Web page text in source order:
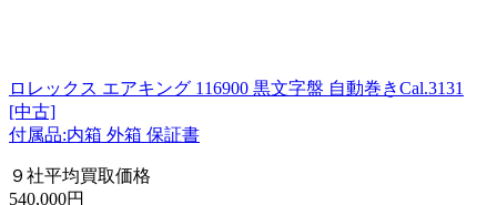
ロレックス エアキング 116900 黒文字盤 自動巻きCal.3131
[中古]
付属品:内箱 外箱 保証書
９社平均買取価格
540,000円